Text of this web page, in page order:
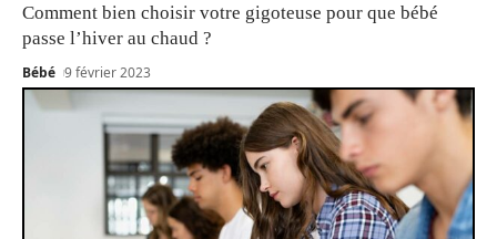
Comment bien choisir votre gigoteuse pour que bébé
passe l’hiver au chaud ?
Bébé 9 février 2023